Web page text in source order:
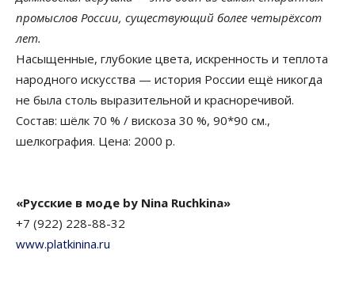
промыслов России, существующий более четырёхсот
лет.
Насыщенные, глубокие цвета, искренность и теплота
народного искусства — история России ещё никогда
не была столь выразительной и красноречивой.
Состав: шёлк 70 % / вискоза 30 %, 90*90 см.,
шелкография. Цена: 2000 р.
«Русские в моде by Nina Ruchkina»
+7 (922) 228-88-32
www.platkinina.ru